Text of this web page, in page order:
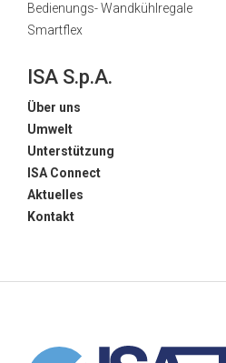
Bedienungs- Wandkühlregale
Smartflex
ISA S.p.A.
Über uns
Umwelt
Unterstützung
ISA Connect
Aktuelles
Kontakt